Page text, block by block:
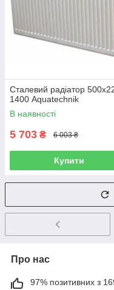
Сталевий радіатор
1400 Aquatechnik
В наявності
5 703 ₴ 6 003 ₴
Купити
Про нас
97% позитивних з 169